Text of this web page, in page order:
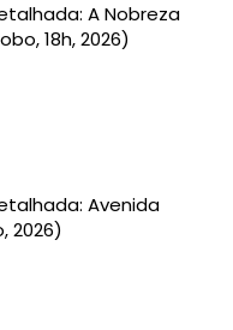
A Nobreza
18h, 2026)
Avenida
2026)